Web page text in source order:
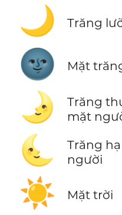
🌙 Trăng
🌚 Mặt
🌛
Trăng
mặt
🌜
Trăng
người
☀️ Mặt trời